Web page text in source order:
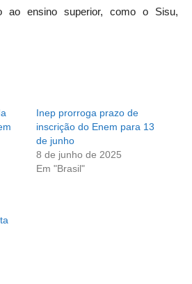
ao ensino superior, como o Sisu,
Inep prorroga prazo de
inscrição do Enem para 13
de junho
8 de junho de 2025
Em "Brasil"